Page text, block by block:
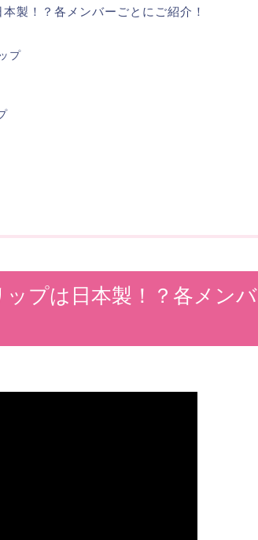
製！？各メンバーごとにご紹介！
プ
プは日本製！？各メンバ